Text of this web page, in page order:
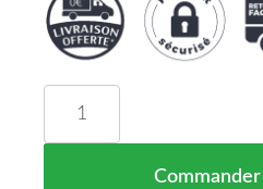
Commander